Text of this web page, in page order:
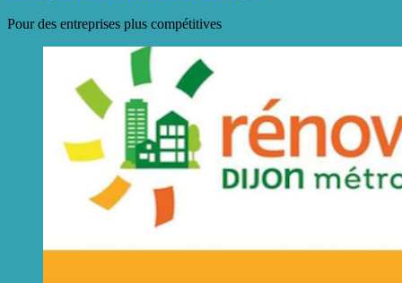
Pour des entreprises plus compétitives